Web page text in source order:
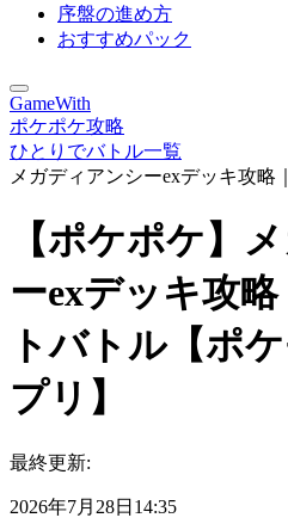
序盤の進め方
おすすめパック
GameWith
ポケポケ攻略
ひとりでバトル一覧
メガディアンシーexデッキ攻略
【ポケポケ】
ーexデッキ攻
トバトル【ポ
プリ】
最終更新:
2026年7月28日14:35